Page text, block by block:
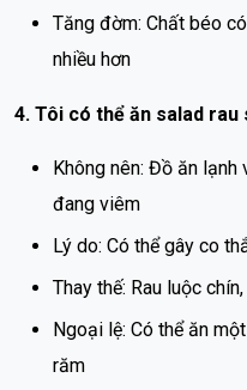
Tăng đờm: Chất béo
nhiều hơn
4. Tôi có thể ăn salad
Không nên: Đồ ăn
đang viêm
Lý do: Có thể gây co
Thay thế: Rau luộc
Ngoại lệ: Có thể ăn
răm